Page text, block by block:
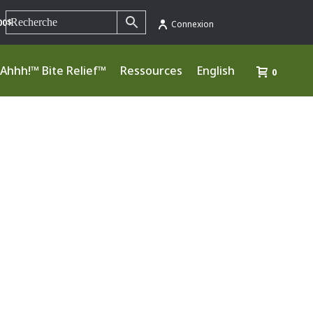
Connexion
Ahhh!™ Bite Relief™ Ressources English 0